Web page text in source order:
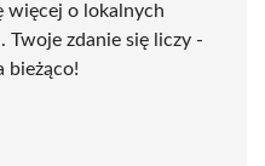
więcej o lokalnych
Twoje zdanie się liczy -
bieżąco!